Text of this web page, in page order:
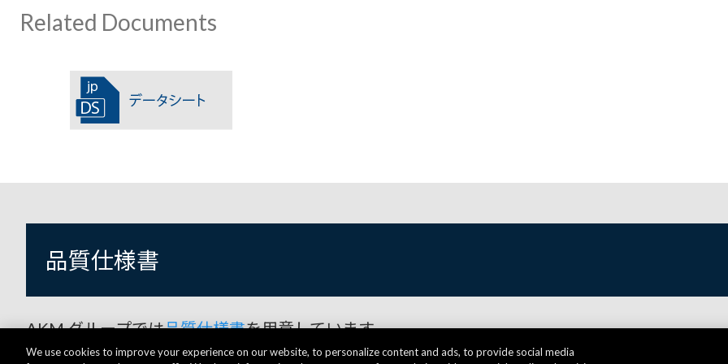
Related Documents
品質仕様書
AKM グループでは品質仕様書を用意しています。
We use cookies to improve your experience on our website, to personalize content and ads, to provide social media